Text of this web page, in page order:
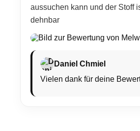
aussuchen kann und der Stoff
dehnbar
Daniel Chmiel
Vielen dank für deine